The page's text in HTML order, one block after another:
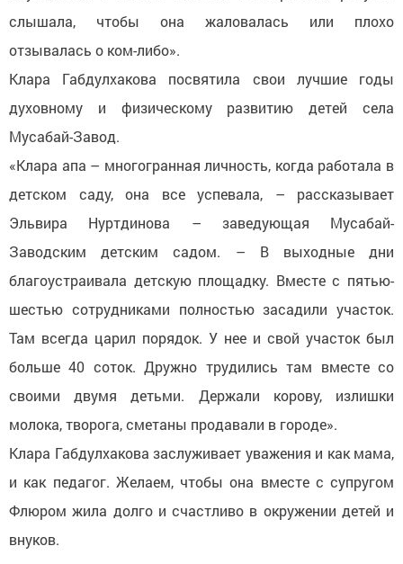
слышала, чтобы она жаловалась или плохо
отзывалась о ком-либо».
Клара Габдулхакова посвятила свои лучшие годы
духовному и физическому развитию детей села
Мусабай-Завод.
«Клара апа – многогранная личность, когда работала в
детском саду, она все успевала, – рассказывает
Эльвира Нуртдинова – заведующая Мусабай-
Заводским детским садом. – В выходные дни
благоустраивала детскую площадку. Вместе с пятью-
шестью сотрудниками полностью засадили участок.
Там всегда царил порядок. У нее и свой участок был
больше 40 соток. Дружно трудились там вместе со
своими двумя детьми. Держали корову, излишки
молока, творога, сметаны продавали в городе».
Клара Габдулхакова заслуживает уважения и как мама,
и как педагог. Желаем, чтобы она вместе с супругом
Флюром жила долго и счастливо в окружении детей и
внуков.